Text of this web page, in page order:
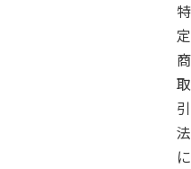
特
定
商
取
引
法
に